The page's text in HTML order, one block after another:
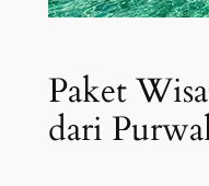
Paket
dari